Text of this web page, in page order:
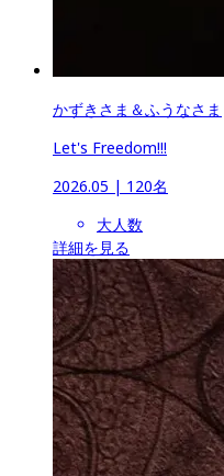
かずきさま＆ふうなさま
Let's Freedom!!!
2026.05 | 120名
大人数
詳細を見る